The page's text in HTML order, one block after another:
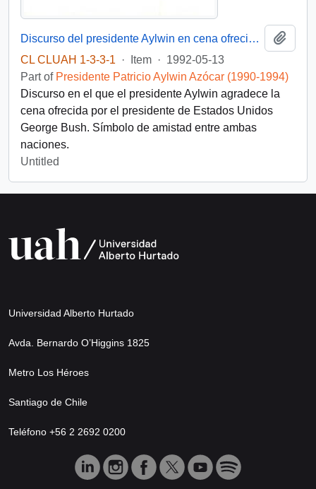
Discurso del presidente Aylwin en cena ofrecida por el presidente de Estados Unidos, D. George Bush
CL CLUAH 1-3-3-1
· Item · 1992-05-13
Part of Presidente Patricio Aylwin Azócar (1990-1994)
Discurso en el que el presidente Aylwin agradece la
cena ofrecida por el presidente de Estados Unidos
George Bush. Símbolo de amistad entre ambas
naciones.
Untitled
Universidad Alberto Hurtado
Avda. Bernardo O’Higgins 1825
Metro Los Héroes
Santiago de Chile
Teléfono +56 2 2692 0200